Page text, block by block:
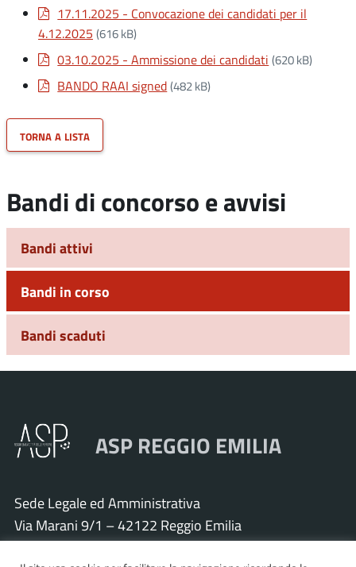
17.11.2025 - Convocazione dei candidati per il
4.12.2025 (616 kB)
03.10.2025 - Ammissione dei candidati (620 kB)
BANDO RAAI signed (482 kB)
torna a lista
Bandi di concorso e avvisi
Bandi attivi
Bandi in corso
Bandi scaduti
ASP REGGIO EMILIA
Sede Legale ed Amministrativa
Via Marani 9/1 – 42122 Reggio Emilia
Tel. 0522 571011 – Fax 0522 571030